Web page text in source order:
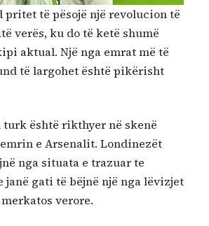
pritet të pësojë një revolucion të
verës, ku do të ketë shumë
aktual. Një nga emrat më të
të largohet është pikërisht
është rikthyer në skenë
e Arsenalit. Londinezët
nga situata e trazuar te
janë gati të bëjnë një nga lëvizjet
verore.